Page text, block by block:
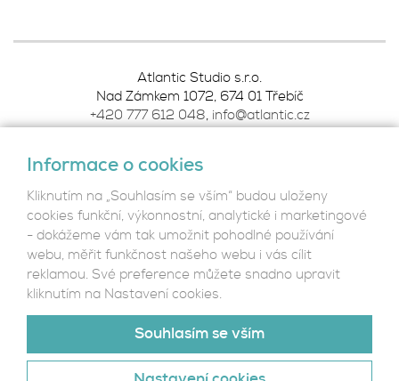
Atlantic Studio s.r.o.
Nad Zámkem 1072, 674 01 Třebíč
+420 777 612 048, info@atlantic.cz
Podmínky ochrany osobních údajů
Reference
Co děláme
Kdo jsme
Kontakt
Informace o cookies
Kliknutím na „Souhlasím se vším“ budou uloženy
cookies funkční, výkonnostní, analytické i marketingové
- dokážeme vám tak umožnit pohodlné používání
webu, měřit funkčnost našeho webu i vás cílit
reklamou. Své preference můžete snadno upravit
kliknutím na Nastavení cookies.
Souhlasím se vším